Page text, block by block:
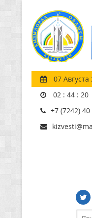
07 Августа
02 : 44 : 22
+7 (7242)